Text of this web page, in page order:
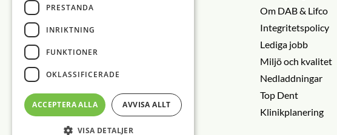
Om DAB & Lifco
Integritetspolicy
Lediga jobb
Miljö och kvalitet
Nedladdningar
Top Dent
Klinikplanering
PRESTANDA
INRIKTNING
FUNKTIONER
OKLASSIFICERADE
ACCEPTERA ALLA AVVISA ALLT
VISA DETALJER